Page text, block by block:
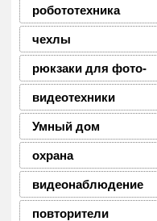
робототехника
чехлы
рюкзаки для фото-
видеотехники
Умный дом
охрана
видеонаблюдение
повторители